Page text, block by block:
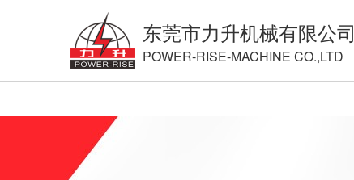
东莞市力升机械有限公司
POWER-RISE-MACHINE CO.,LTD